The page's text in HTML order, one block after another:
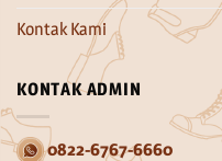
Kontak Kami
KONTAK ADMIN
0822-6767-6660